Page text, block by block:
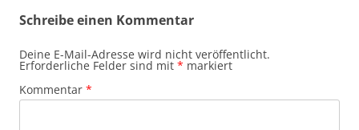
Schreibe einen Kommentar
Deine E-Mail-Adresse wird nicht veröffentlicht.
Erforderliche Felder sind mit * markiert
Kommentar *